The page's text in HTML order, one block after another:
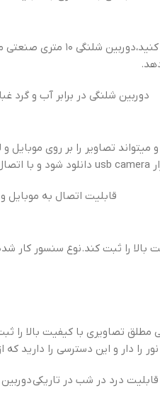
اگر میخواهید داخل لوله
دوربین شلنگی در برابر آب و گرد
میتواند تصاویر را بر روی
قابلیت اتصال به موبایل و
بالا را ثبت کند.نوع سنسور کار
دار و این دسترسی را دارید
قابلیت درد در شب در تاریکی